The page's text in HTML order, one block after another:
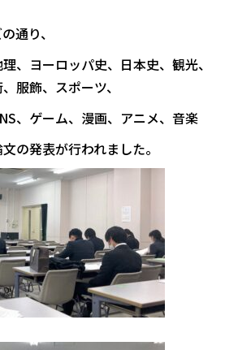
通り、
ヨーロッパ史、日本史、観光、
服飾、スポーツ、
ゲーム、漫画、アニメ、音楽
の発表が行われました。